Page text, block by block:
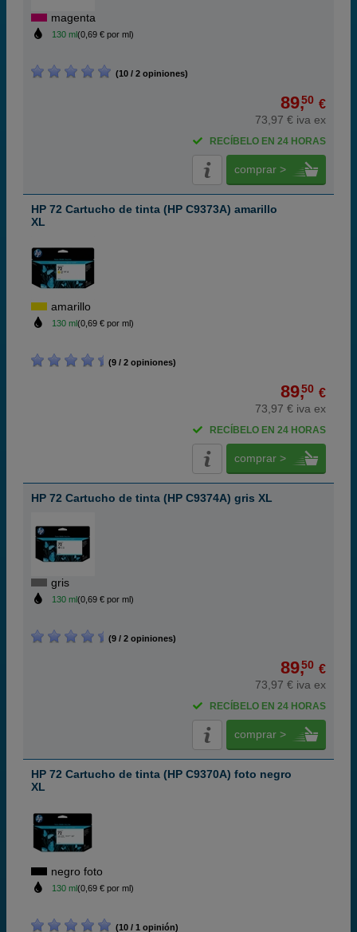
magenta
130 ml(0,69 € por ml)
(10 / 2 opiniones)
89,50 €
73,97 € iva ex
RECÍBELO EN 24 HORAS
comprar >
HP 72 Cartucho de tinta (HP C9373A) amarillo
XL
amarillo
130 ml(0,69 € por ml)
(9 / 2 opiniones)
89,50 €
73,97 € iva ex
RECÍBELO EN 24 HORAS
comprar >
HP 72 Cartucho de tinta (HP C9374A) gris XL
gris
130 ml(0,69 € por ml)
(9 / 2 opiniones)
89,50 €
73,97 € iva ex
RECÍBELO EN 24 HORAS
comprar >
HP 72 Cartucho de tinta (HP C9370A) foto negro
XL
negro foto
130 ml(0,69 € por ml)
(10 / 1 opinión)